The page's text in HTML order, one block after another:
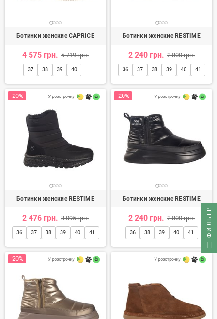
Ботинки женские CAPRICE
4 575 грн. 5 719 грн.
37 38 39 40
Ботинки женские RESTIME
2 240 грн. 2 800 грн.
36 37 38 39 40 41
-20%
Ботинки женские RESTIME
2 476 грн. 3 095 грн.
36 37 38 39 40 41
-20%
Ботинки женские RESTIME
2 240 грн. 2 800 грн.
36 38 39 40 41
-20%
ФИЛЬТР